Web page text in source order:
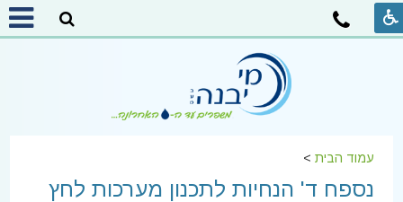
עמוד הבית>
נספח ד' הנחיות לתכנון מערכות לחץ